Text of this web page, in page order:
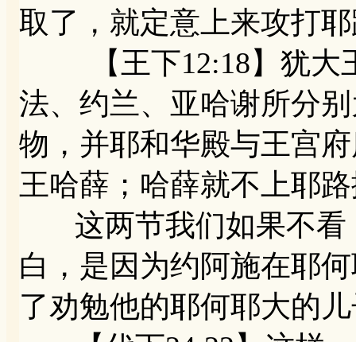
取了，就定意上来攻打
【王下12:18】犹大
法、约兰、亚哈谢所分
物，并耶和华殿与王宫
王哈薛；哈薛就不上耶
这两节我们如果不看
白，是因为约阿施在耶
了劝勉他的耶何耶大的